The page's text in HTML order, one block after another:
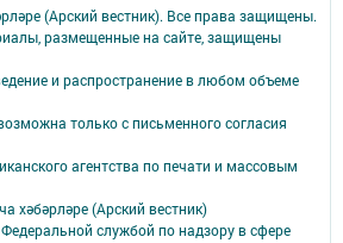
(Арский вестник). Все права защищены.
размещенные на сайте, защищены
и распространение в любом объеме
только с письменного согласия
агентства по печати и массовым
хәбәрләре (Арский вестник)
службой по надзору в сфере